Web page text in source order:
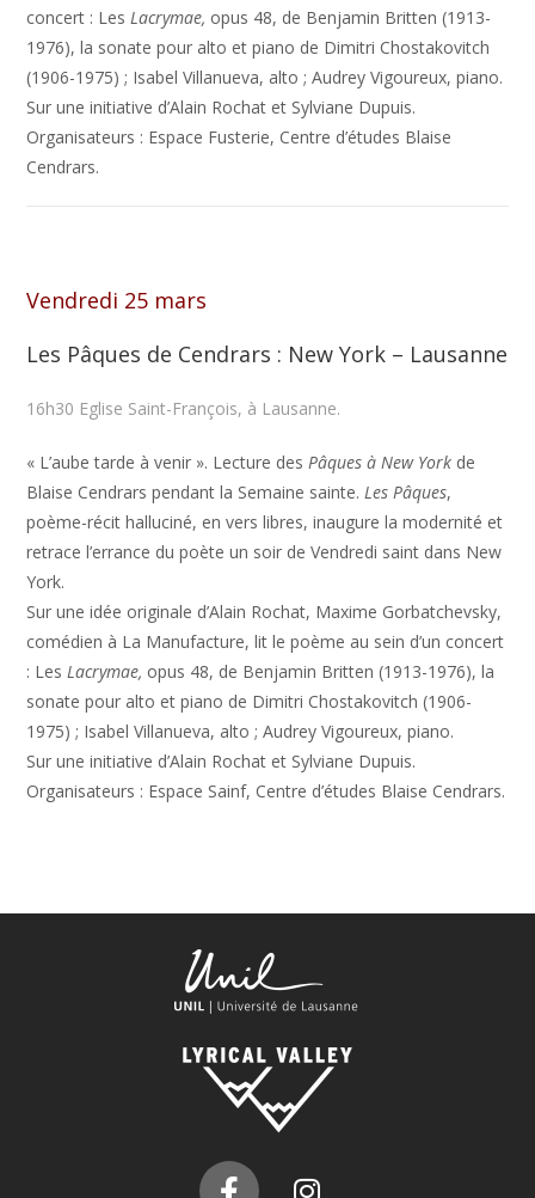
concert : LesLacrymae, opus 48, de Benjamin Britten (1913-
1976), la sonate pour alto et piano de Dimitri Chostakovitch
(1906-1975) ; Isabel Villanueva, alto ; Audrey Vigoureux, piano.
Sur une initiative d’Alain Rochat et Sylviane Dupuis.
Organisateurs : Espace Fusterie, Centre d’études Blaise
Cendrars.
Vendredi 25 mars
Les Pâques de Cendrars : New York – Lausanne
16h30 Eglise Saint-François, à Lausanne.
« L’aube tarde à venir ». Lecture desPâques à New York de
Blaise Cendrars pendant la Semaine sainte.Les Pâques,
poème-récit halluciné, en vers libres, inaugure la modernité et
retrace l’errance du poète un soir de Vendredi saint dans New
York.
Sur une idée originale d’Alain Rochat, Maxime Gorbatchevsky,
comédien à La Manufacture, lit le poème au sein d’un concert
: LesLacrymae, opus 48, de Benjamin Britten (1913-1976), la
sonate pour alto et piano de Dimitri Chostakovitch (1906-
1975) ; Isabel Villanueva, alto ; Audrey Vigoureux, piano.
Sur une initiative d’Alain Rochat et Sylviane Dupuis.
Organisateurs : Espace Sainf, Centre d’études Blaise Cendrars.